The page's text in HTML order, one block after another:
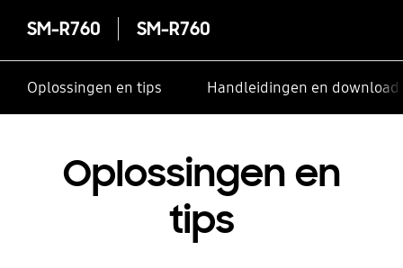
SM-R760 SM-R760
Oplossingen en tips Handleidingen en
Oplossingen en
tips